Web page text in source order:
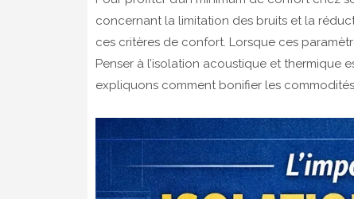
concernant la limitation des bruits et la
ces critères de confort. Lorsque ces
Penser à l’isolation acoustique et thermique
expliquons comment bonifier les